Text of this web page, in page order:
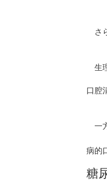
さ
生
口腔
一
病的
糖